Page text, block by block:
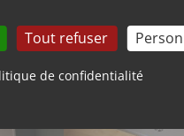
Tout refuser
de confidentialité